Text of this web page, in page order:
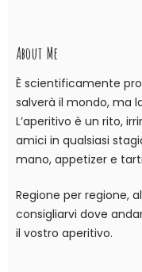
About Me
È scientificamente
salverà il mondo, ma
L’aperitivo è un rito,
amici in qualsiasi
mano, appetizer e
Regione per regione,
consigliarvi dove
il vostro aperitivo.